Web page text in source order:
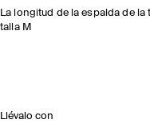
La longitud de la espalda de
talla M
Llévalo con